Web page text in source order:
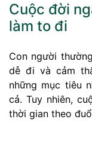
Cuộc đời
làm to đi
Con người
dễ đi và cảm
những mục tiêu
cả. Tuy nhiên,
thời gian theo